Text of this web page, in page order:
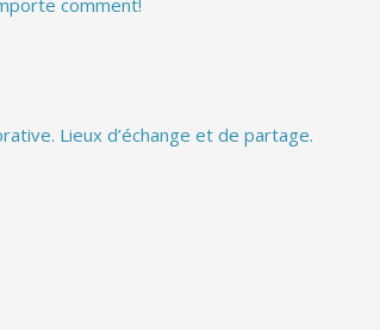
comment!
Lieux d’échange et de partage.